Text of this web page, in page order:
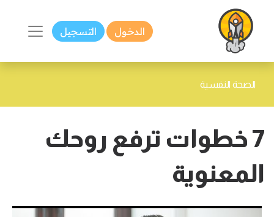
الدخول التسجيل
الصحة النفسية
7 خطوات ترفع روحك
المعنوية